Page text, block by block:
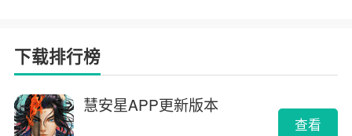
下载排行榜
慧安星APP更新版本
查看